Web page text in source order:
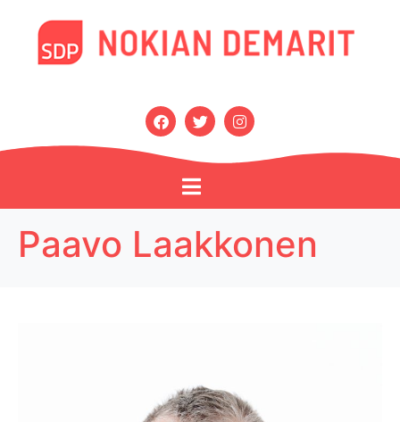
Paavo Laakkonen